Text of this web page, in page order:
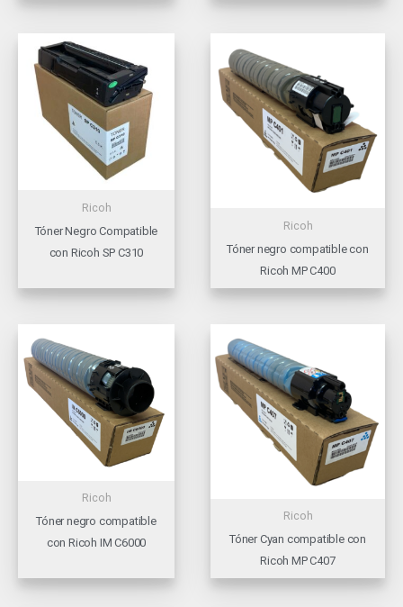
Ricoh
Tóner Negro Compatible
con Ricoh SP C310
Ricoh
Tóner negro compatible con
Ricoh MP C400
Ricoh
Tóner negro compatible
con Ricoh IM C6000
Ricoh
Tóner Cyan compatible con
Ricoh MP C407